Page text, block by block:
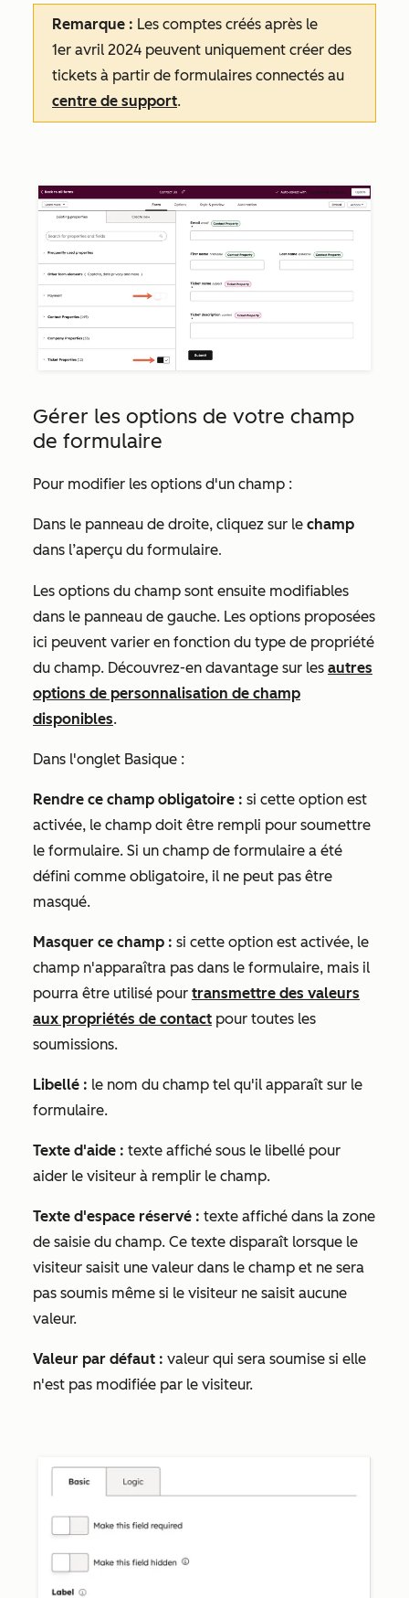
Remarque : Les comptes créés après le
1er avril 2024 peuvent uniquement créer des
tickets à partir de formulaires connectés au
centre de support.
Gérer les options de votre champ
de formulaire
Pour modifier les options d'un champ :
Dans le panneau de droite, cliquez sur le champ
dans l’aperçu du formulaire.
Les options du champ sont ensuite modifiables
dans le panneau de gauche. Les options proposées
ici peuvent varier en fonction du type de propriété
du champ. Découvrez-en davantage sur les autres
options de personnalisation de champ
disponibles.
Dans l'onglet Basique :
Rendre ce champ obligatoire : si cette option est
activée, le champ doit être rempli pour soumettre
le formulaire. Si un champ de formulaire a été
défini comme obligatoire, il ne peut pas être
masqué.
Masquer ce champ : si cette option est activée, le
champ n'apparaîtra pas dans le formulaire, mais il
pourra être utilisé pour transmettre des valeurs
aux propriétés de contact pour toutes les
soumissions.
Libellé : le nom du champ tel qu'il apparaît sur le
formulaire.
Texte d'aide : texte affiché sous le libellé pour
aider le visiteur à remplir le champ.
Texte d'espace réservé : texte affiché dans la zone
de saisie du champ. Ce texte disparaît lorsque le
visiteur saisit une valeur dans le champ et ne sera
pas soumis même si le visiteur ne saisit aucune
valeur.
Valeur par défaut : valeur qui sera soumise si elle
n'est pas modifiée par le visiteur.